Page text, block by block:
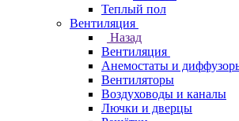
Теплый пол
Вентиляция
Назад
Вентиляция
Анемостаты и
Вентиляторы
Воздуховоды и каналы
Лючки и дверцы